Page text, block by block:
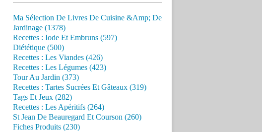
Ma Sélection De Livres De Cuisine &Amp; De
Jardinage (1378)
Recettes : Iode Et Embruns (597)
Diététique (500)
Recettes : Les Viandes (426)
Recettes : Les Légumes (423)
Tour Au Jardin (373)
Recettes : Tartes Sucrées Et Gâteaux (319)
Tags Et Jeux (282)
Recettes : Les Apéritifs (264)
St Jean De Beauregard Et Courson (260)
Fiches Produits (230)